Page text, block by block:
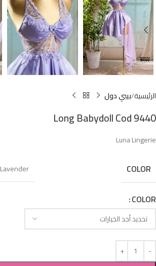
الرئيسية بيبي دول
Long Babydoll Cod 9440
Luna Lingerie
COLOR
Lavender
COLOR